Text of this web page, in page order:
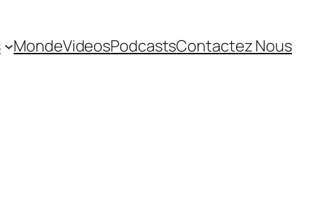
MondeVideosPodcastsContactez Nous